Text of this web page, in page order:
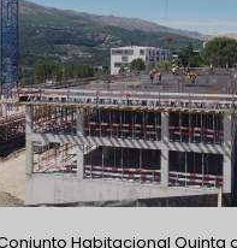
Habitacional Quinta